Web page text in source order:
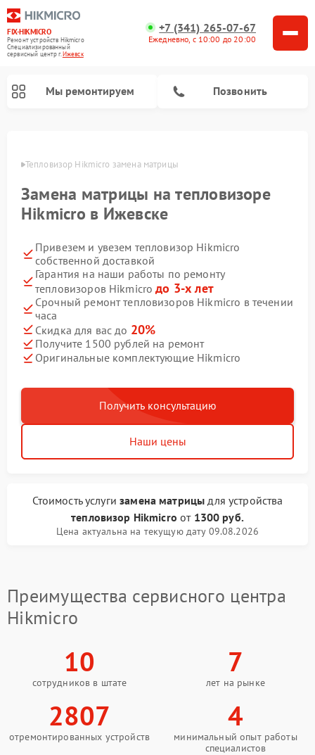
FIX-HIKMICRO
Ремонт устройств Hikmicro
Специализированный
cервисный центр г.Ижевск
+7 (341) 265-07-67
Ежедневно, с 10:00 до 20:00
Мы ремонтируем Позвонить
Тепловизор Hikmicro замена матрицы
Замена матрицы на тепловизоре
Hikmicro в Ижевске
Привезем и увезем тепловизор Hikmicro
собственной доставкой
Гарантия на наши работы по ремонту
тепловизоров Hikmicroдо 3-х лет
Срочный ремонт тепловизоров Hikmicro в течении
часа
Скидка для вас до 20%
Получите 1500 рублей на ремонт
Оригинальные комплектующие Hikmicro
Получить консультацию
Наши цены
Стоимость услугизамена матрицы для устройства
тепловизор Hikmicro от 1300 руб.
Цена актуальна на текущую дату 09.08.2026
Преимущества сервисного центра
Hikmicro
10
сотрудников в штате
7
лет на рынке
2807
отремонтированных устройств
4
минимальный опыт работы
специалистов